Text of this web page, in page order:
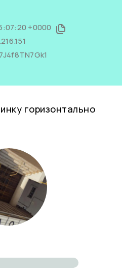
+0000
горизонтально